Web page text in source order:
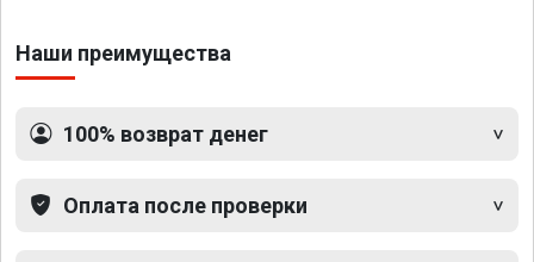
Наши преимущества
100% возврат денег
Оплата после проверки